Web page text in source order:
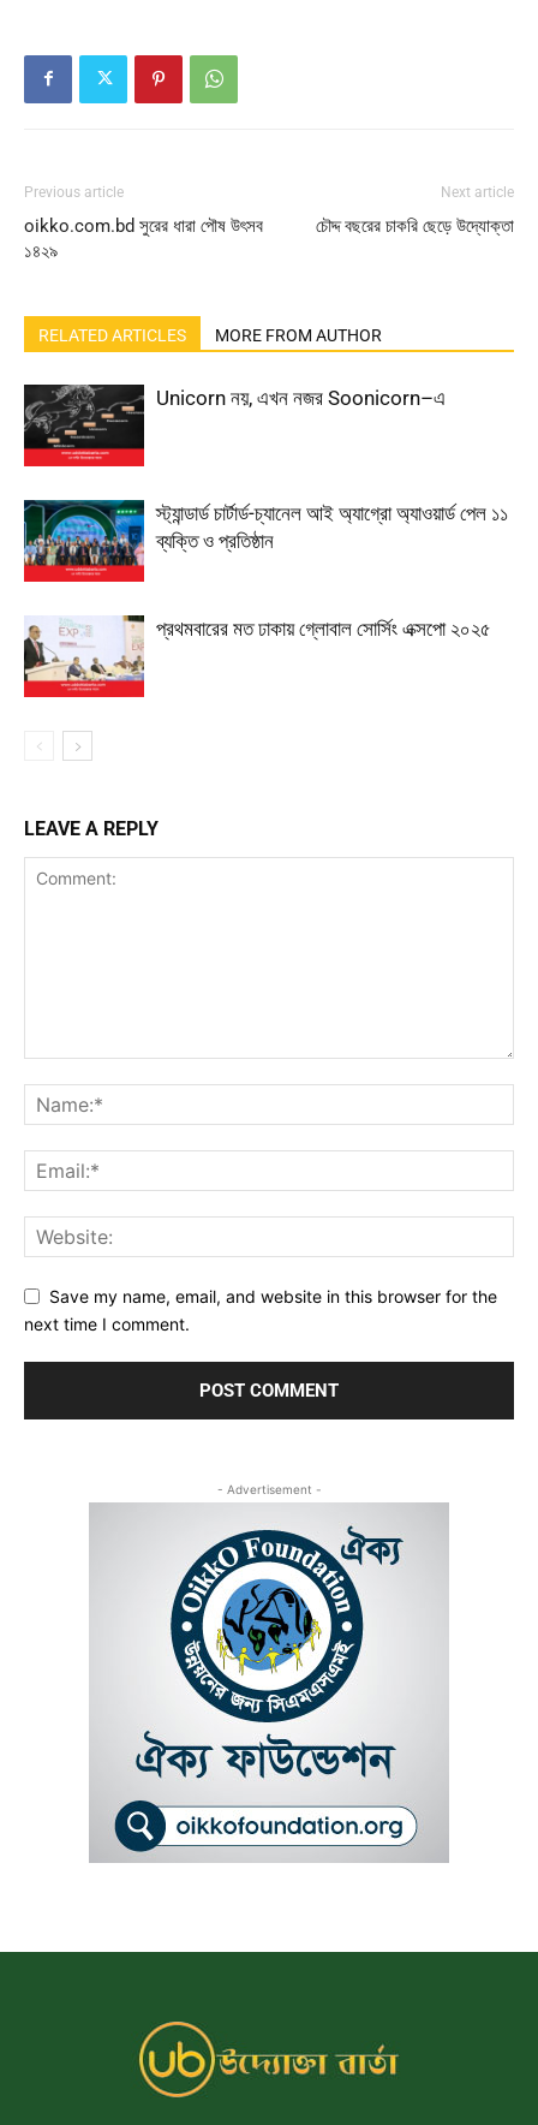
Previous article
oikko.com.bd সুরের ধারা পৌষ উৎসব
১৪২৯
Next article
চৌদ্দ বছরের চাকরি ছেড়ে উদ্যোক্তা
RELATED ARTICLES MORE FROM AUTHOR
Unicorn নয়, এখন নজর Soonicorn–এ
স্ট্যান্ডার্ড চার্টার্ড-চ্যানেল আই অ্যাগ্রো অ্যাওয়ার্ড পেল ১১
ব্যক্তি ও প্রতিষ্ঠান
প্রথমবারের মত ঢাকায় গ্লোবাল সোর্সিং এক্সপো ২০২৫
LEAVE A REPLY
Save my name, email, and website in this browser for the
next time I comment.
- Advertisement -